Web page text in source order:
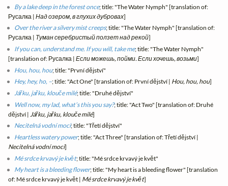
By a lake deep in the forest once; title: "The Water Nymph" [translation of:
Русалка |Над озером, в глухих дубровах]
Over the river a silvery mist creeps; title: "The Water Nymph" [translation of:
Русалка | Туман серебристый ползет над рекой]
If you can, understand me. If you will, take me; title: "The Water Nymph"
[translation of: Русалка |Если можешь, пойми. Если хочешь, возьми]
Hou, hou, hou; title: "První dějství"
Hey, hey, ho, –; title: "Act One" [translation of: První dějství | Hou, hou, hou]
Jářku, jařku, klouče milé; title: "Druhé dějství"
Well now, my lad, what’s this you say?; title: "Act Two" [translation of: Druhé
dějství | Jářku, jařku, klouče milé]
Necitelná vodní moci; title: "Třetí dějství"
Heartless watery power; title: "Act Three" [translation of: Třetí dějství |
Necitelná vodní moci]
Mé srdce krvavý je květ; title: "Mé srdce krvavý je květ"
My heart is a bleeding flower; title: "My heart is a bleeding flower" [translation
of: Mé srdce krvavý je květ | Mé srdce krvavý je květ]